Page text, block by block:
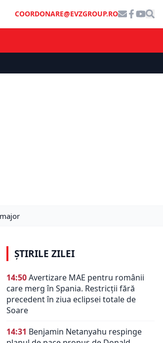
COORDONARE@EVZGROUP.RO
ȘTIRILE ZILEI
14:50Avertizare MAE pentru românii
care merg în Spania. Restricții fără
precedent în ziua eclipsei totale de
Soare
14:31 Benjamin Netanyahu respinge